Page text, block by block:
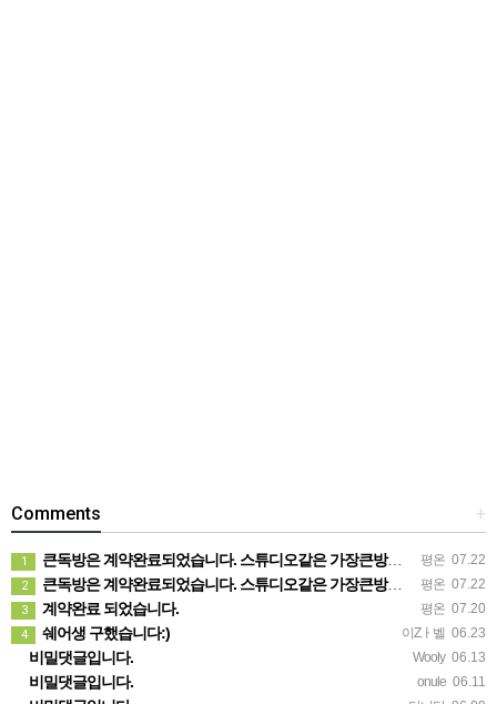
+
Comments
평온 07.22
1 큰독방은 계약완료되었습니다. 스튜디오같은 가장큰방을 2인동시 또는 혼자서 큰독방으로도 즉시입주 가능합니다.
평온 07.22
2 큰독방은 계약완료되었습니다. 스튜디오같은 가장큰방을 2인동시 또는 혼자서 큰독방으로도 즉시입주 가능합니다.
평온 07.20
3 계약완료 되었습니다.
이Zㅏ벨 06.23
4 쉐어생 구했습니다:)
Wooly 06.13
비밀댓글입니다.
onule 06.11
비밀댓글입니다.